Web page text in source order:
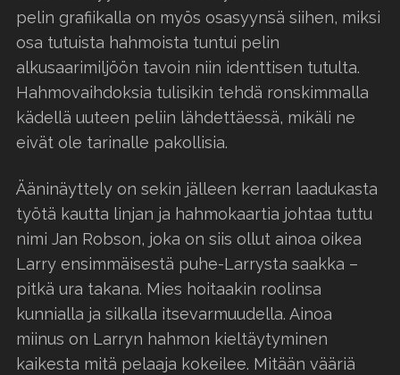
pelin grafiikalla on myös osasyynsä siihen, miksi
osa tutuista hahmoista tuntui pelin
alkusaarimiljöön tavoin niin identtisen tutulta.
Hahmovaihdoksia tulisikin tehdä ronskimmalla
kädellä uuteen peliin lähdettäessä, mikäli ne
eivät ole tarinalle pakollisia.
Ääninäyttely on sekin jälleen kerran laadukasta
työtä kautta linjan ja hahmokaartia johtaa tuttu
nimi Jan Robson, joka on siis ollut ainoa oikea
Larry ensimmäisestä puhe-Larrysta saakka –
pitkä ura takana. Mies hoitaakin roolinsa
kunnialla ja silkalla itsevarmuudella. Ainoa
miinus on Larryn hahmon kieltäytyminen
kaikesta mitä pelaaja kokeilee. Mitään vääriä